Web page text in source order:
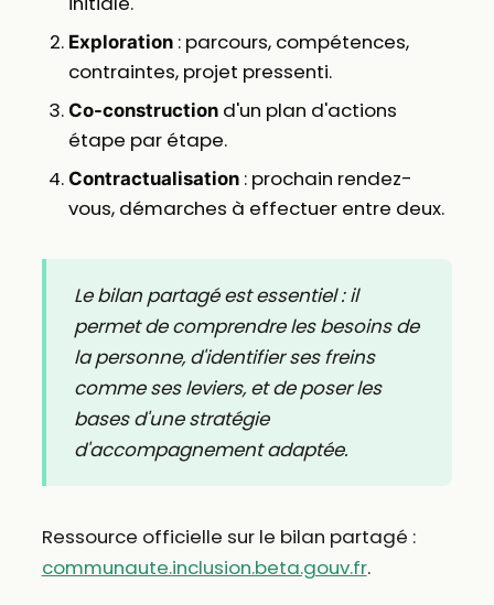
Exploration: parcours, compétences,
contraintes, projet pressenti.
Co-constructiond'un plan d'actions
étape par étape.
Contractualisation: prochain rendez-
vous, démarches à effectuer entre deux.
Le bilan partagé est essentiel : il
permet de comprendre les besoins de
la personne, d'identifier ses freins
comme ses leviers, et de poser les
bases d'une stratégie
d'accompagnement adaptée.
Ressource officielle sur le bilan partagé :
communaute.inclusion.beta.gouv.fr.